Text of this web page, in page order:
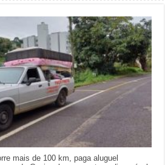
mais de 100 km, paga aluguel